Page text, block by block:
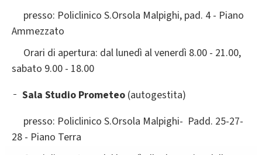
presso: Policlinico S.Orsola Malpighi, pad. 4 - Piano
Ammezzato
Orari di apertura: dal lunedì al venerdì 8.00 - 21.00,
sabato 9.00 - 18.00
Sala Studio Prometeo (autogestita)
presso: Policlinico S.Orsola Malpighi- Padd. 25-27-
28 - Piano Terra